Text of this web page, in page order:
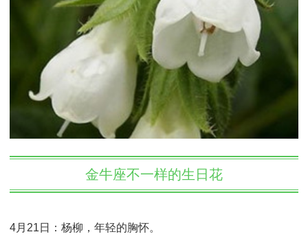
金牛座不一样的生日花
4月21日：杨柳，年轻的胸怀。